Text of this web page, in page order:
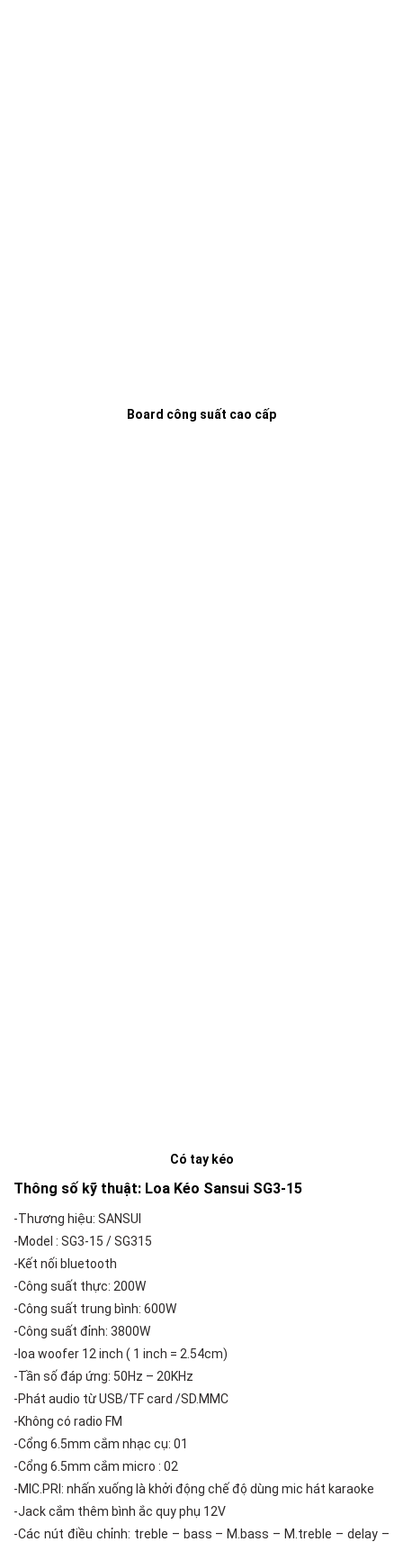
Board công suất cao cấp
Có tay kéo
Thông số kỹ thuật: Loa Kéo Sansui SG3-15
-Thương hiệu: SANSUI
-Model : SG3-15 / SG315
-Kết nối bluetooth
-Công suất thực: 200W
-Công suất trung bình: 600W
-Công suất đỉnh: 3800W
-loa woofer 12 inch ( 1 inch = 2.54cm)
-Tần số đáp ứng: 50Hz – 20KHz
-Phát audio từ USB/TF card /SD.MMC
-Không có radio FM
-Cổng 6.5mm cắm nhạc cụ: 01
-Cổng 6.5mm cắm micro : 02
-MIC.PRI: nhấn xuống là khởi động chế độ dùng mic hát karaoke
-Jack cắm thêm bình ắc quy phụ 12V
-Các nút điều chỉnh: treble – bass – M.bass – M.treble – delay –